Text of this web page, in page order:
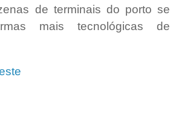
de terminais do porto se
mais tecnológicas de